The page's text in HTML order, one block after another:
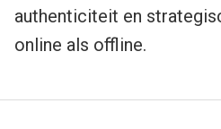
authenticiteit en
online als offline.